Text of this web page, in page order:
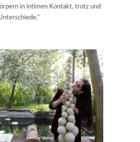
in intimen Kontakt, trotz und